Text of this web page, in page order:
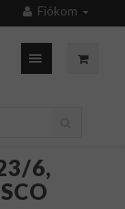
Fiókom
6,